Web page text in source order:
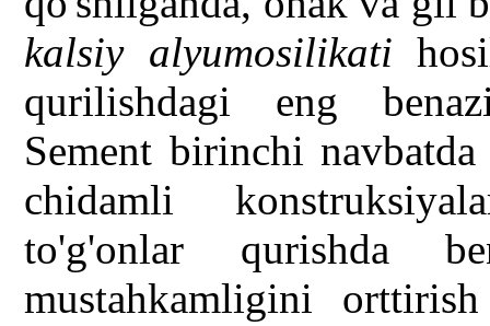
kalsiy alyumosilikati
qurilishdagi eng
Sement birinchi
chidamli
to'g'onlar qurishda
mustahkamligini